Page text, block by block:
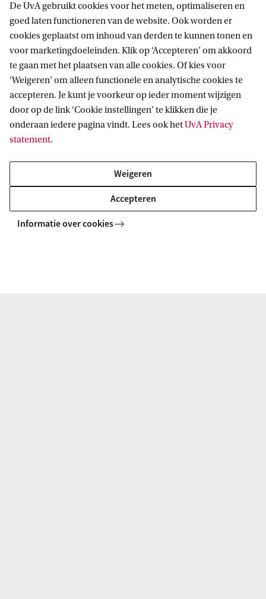
geeft bijvoorbeeld handige tips voor wie
ambtenaar wil worden.
Het sollicitatiedossier
is begin 2023 onder redactie
van de Taalwinkel herzien door vier HvA-studenten
van de opleiding HRM: Gloria Ameyaw en Romane
de Nas (teksten) en Gulsum Acar en Julia Walters
(scripts). De video's zijn geschoten en gemonteerd
door Jade Egas Vasco, HvA-student bij de opleiding
Creative Business.
De UvA gebruikt cookies voor het meten, optimaliseren en
goed laten functioneren van de website. Ook worden er
cookies geplaatst om inhoud van derden te kunnen tonen en
voor marketingdoeleinden. Klik op ‘Accepteren’ om akkoord
te gaan met het plaatsen van alle cookies. Of kies voor
‘Weigeren’ om alleen functionele en analytische cookies te
accepteren. Je kunt je voorkeur op ieder moment wijzigen
door op de link ‘Cookie instellingen’ te klikken die je
onderaan iedere pagina vindt. Lees ook hetUvA Privacy
statement.
Weigeren
Accepteren
Informatie over cookies